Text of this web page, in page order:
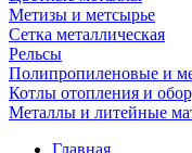
Метизы и метсырье
Сетка металлическая
Рельсы
Полипропиленовые и
Котлы отопления и
Металлы и литейные
Главная